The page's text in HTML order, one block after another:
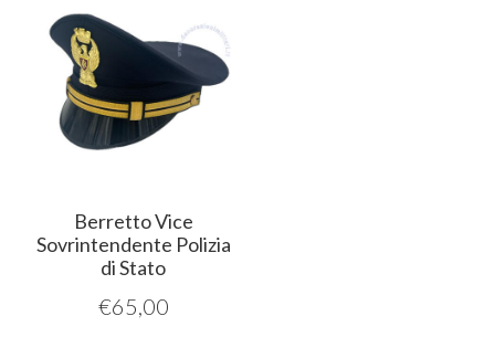
Berretto Vice
Sovrintendente Polizia
di Stato
€65,00